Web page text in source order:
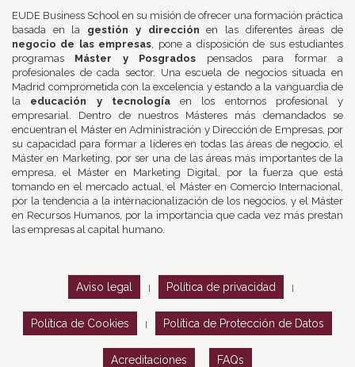
EUDE Business School en su misión de ofrecer una formación práctica
basada en la gestión y dirección en las diferentes áreas de
negocio de las empresas, pone a disposición de sus estudiantes
programas Máster y Posgrados pensados para formar a
profesionales de cada sector. Una escuela de negocios situada en
Madrid comprometida con la excelencia y estando a la vanguardia de
la educación y tecnologíaen los entornos profesional y
empresarial. Dentro de nuestros Másteres más demandados se
encuentran el Máster en Administración y Dirección de Empresas, por
su capacidad para formar a líderes en todas las áreas de negocio, el
Máster en Marketing, por ser una de las áreas más importantes de la
empresa, el Máster en Marketing Digital, por la fuerza que está
tomando en el mercado actual, el Máster en Comercio Internacional,
por la tendencia a la internacionalización de los negocios, y el Máster
en Recursos Humanos, por la importancia que cada vez más prestan
las empresas al capital humano.
Aviso legal Política de privacidad
Política de Cookies Política de Protección de Datos
Acreditaciones FAQs